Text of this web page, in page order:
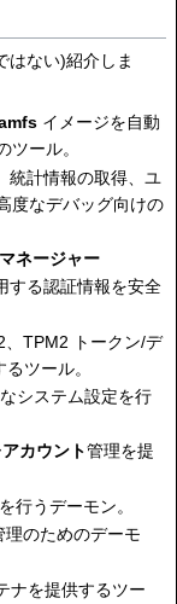
はない)紹介しま
イメージを自動
ツール。
計情報の取得、ユ
度なデバッグ向けの
ネージャー
る認証情報を安全
TPM2 トークン/デ
ツール。
システム設定を行
アカウント管理を提
を行うデーモン。
理のためのデーモ
ナを提供するツー